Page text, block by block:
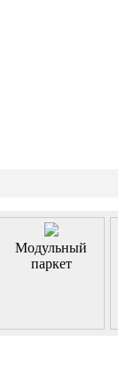
Модульный
паркет